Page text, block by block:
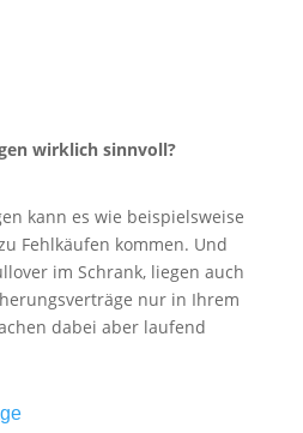
wirklich sinnvoll?
kann es wie beispielsweise
Fehlkäufen kommen. Und
im Schrank, liegen auch
nur in Ihrem
dabei aber laufend